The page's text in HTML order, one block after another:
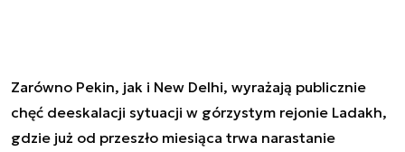
Zarówno Pekin, jak i New Delhi, wyrażają publicznie
chęć deeskalacji sytuacji w górzystym rejonie Ladakh,
gdzie już od przeszło miesiąca trwa narastanie